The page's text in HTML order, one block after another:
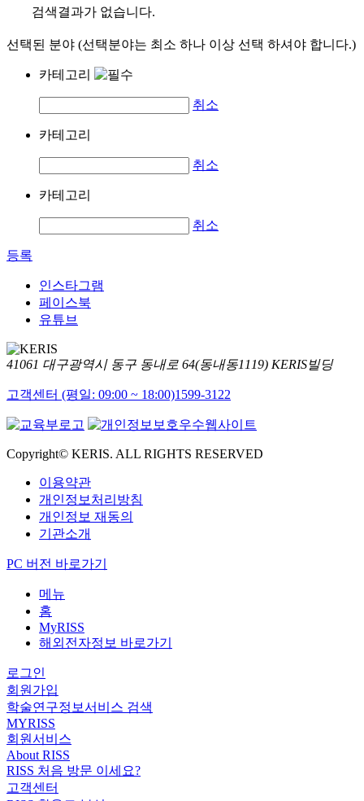
검색결과가 없습니다.
선택된 분야 (선택분야는 최소 하나 이상 선택 하셔야 합니다.)
카테고리
취소
카테고리
취소
카테고리
취소
등록
인스타그램
페이스북
유튜브
41061 대구광역시 동구 동내로 64(동내동1119) KERIS빌딩
고객센터 (평일: 09:00 ~ 18:00)1599-3122
Copyright© KERIS. ALL RIGHTS RESERVED
이용약관
개인정보처리방침
개인정보 재동의
기관소개
PC 버전 바로가기
메뉴
홈
MyRISS
해외전자정보 바로가기
로그인
회원가입
학술연구정보서비스 검색
MYRISS
회원서비스
About RISS
RISS 처음 방문 이세요?
고객센터